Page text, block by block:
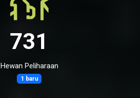
731
Hewan Peliharaan
1 baru